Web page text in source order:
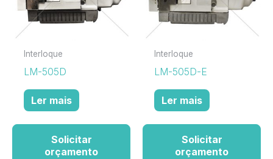
Interloque
LM-505D
Ler mais
Solicitar
orçamento
Interloque
LM-505D-E
Ler mais
Solicitar
orçamento